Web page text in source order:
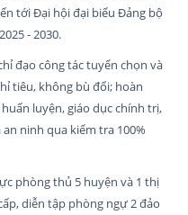
tới Đại hội đại biểu Đảng bộ
- 2030.
đạo công tác tuyển chọn và
tiêu, không bù đổi; hoàn
luyện, giáo dục chính trị,
ninh qua kiểm tra 100%
phòng thủ 5 huyện và 1 thị
diễn tập phòng ngự 2 đảo